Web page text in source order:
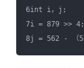
6int i，j;
7i = 879 >> 4;
8j = 562 - （